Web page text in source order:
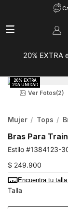
20% EXTRA
Ver Fotos(2)
Mujer Tops
Bras Para
1384123-
$ 249.900
Encuentra tu
Talla